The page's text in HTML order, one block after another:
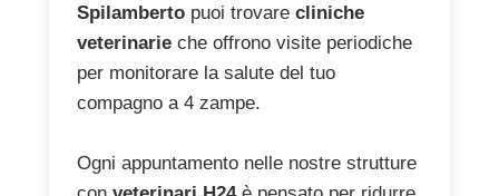
Spilamberto puoi trovare cliniche
veterinarie che offrono visite periodiche
per monitorare la salute del tuo
compagno a 4 zampe.
Ogni appuntamento nelle nostre strutture